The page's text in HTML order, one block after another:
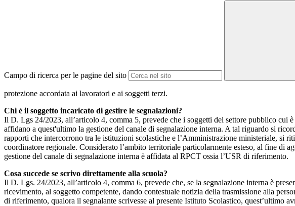
Campo di ricerca per le pagine del sito
protezione accordata ai lavoratori e ai soggetti terzi.
Chi è il soggetto incaricato di gestire le segnalazioni?
Il D. Lgs 24/2023, all’articolo 4, comma 5, prevede che i soggetti del settore pubblico
affidano a quest'ultimo la gestione del canale di segnalazione interna. A tal riguardo si
rapporti che intercorrono tra le istituzioni scolastiche e l’Amministrazione ministeriale, si
coordinatore regionale. Considerato l’ambito territoriale particolarmente esteso, al fine
gestione del canale di segnalazione interna è affidata al RPCT ossia l’USR di riferimento.
Cosa succede se scrivo direttamente alla scuola?
Il D. Lgs. 24/2023, all’articolo 4, comma 6, prevede che, se la segnalazione interna è
ricevimento, al soggetto competente, dando contestuale notizia della trasmissione alla
di riferimento, qualora il segnalante scrivesse al presente Istituto Scolastico, quest’ultimo